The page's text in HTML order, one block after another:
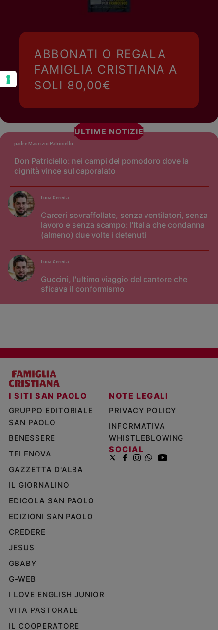
ABBONATI O REGALA
FAMIGLIA CRISTIANA A
SOLI 80,00€
ULTIME NOTIZIE
Don Patriciello: nei campi del pomodoro dove la
dignità vince sul caporalato
padre Maurizio Patriciello
Carceri sovraffollate, senza ventilatori, senza
lavoro e senza scampo: l'Italia che condanna
(almeno) due volte i detenuti
Luca Cereda
Guccini, l'ultimo viaggio del cantore che
sfidava il conformismo
Luca Cereda
I SITI SAN PAOLO
GRUPPO EDITORIALE
SAN PAOLO
BENESSERE
TELENOVA
GAZZETTA D'ALBA
IL GIORNALINO
EDICOLA SAN PAOLO
EDIZIONI SAN PAOLO
CREDERE
JESUS
GBABY
G-WEB
I LOVE ENGLISH JUNIOR
VITA PASTORALE
IL COOPERATORE
NOTE LEGALI
PRIVACY POLICY
INFORMATIVA
WHISTLEBLOWING
SOCIAL